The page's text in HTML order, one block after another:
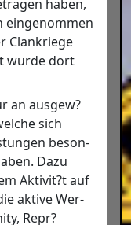
haben,
ein­ge­nom­men
Clan­krie­ge
wur­de dort
an ausgew?
sich
beson­
Dazu
Aktivit?t auf
akti­ve Wer­
Repr?